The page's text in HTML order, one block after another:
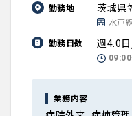
勤務地 茨城県
水戸
勤務日数
週4.0
業務内容